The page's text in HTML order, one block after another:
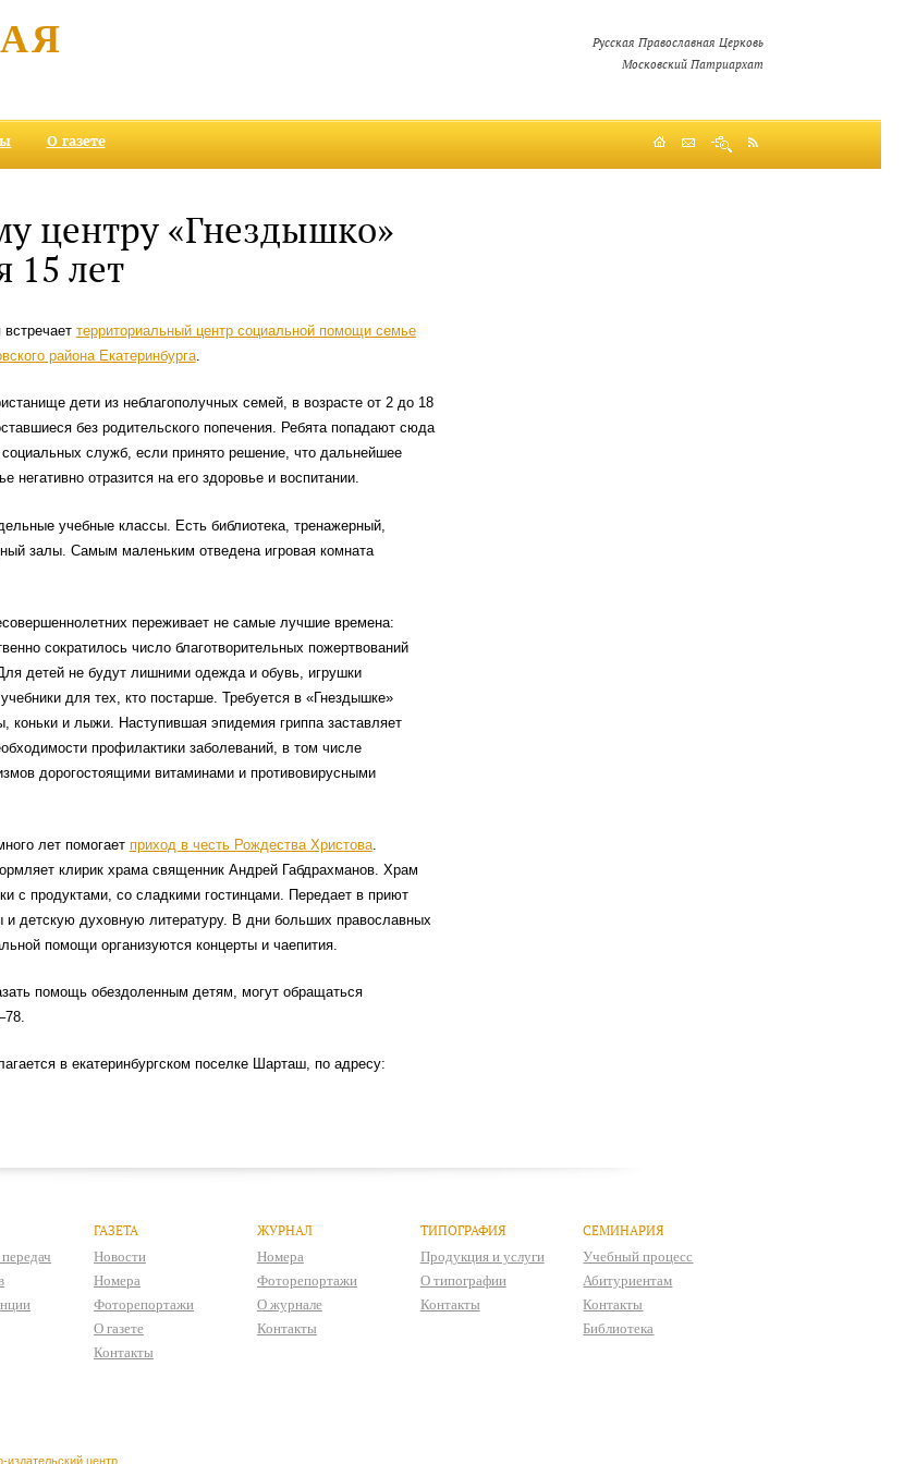
Русская Православная Церковь
Московский Патриархат
О газете
центру «Гнездышко»
15 лет
территориальный центр социальной помощи семье
района Екатеринбурга.
дети из неблагополучных семей, в возрасте от 2 до 18
без родительского попечения. Ребята попадают сюда
служб, если принято решение, что дальнейшее
негативно отразится на его здоровье и воспитании.
учебные классы. Есть библиотека, тренажерный,
залы. Самым маленьким отведена игровая комната
переживает не самые лучшие времена:
сократилось число благотворительных пожертвований
детей не будут лишними одежда и обувь, игрушки
для тех, кто постарше. Требуется в «Гнездышке»
коньки и лыжи. Наступившая эпидемия гриппа заставляет
профилактики заболеваний, в том числе
дорогостоящими витаминами и противовирусными
лет помогает приход в честь Рождества Христова.
клирик храма священник Андрей Габдрахманов. Храм
с продуктами, со сладкими гостинцами. Передает в приют
и детскую духовную литературу. В дни больших православных
помощи организуются концерты и чаепития.
помощь обездоленным детям, могут обращаться
в екатеринбургском поселке Шарташ, по адресу:
ГАЗЕТА
Новости
Номера
Фоторепортажи
О газете
Контакты
ЖУРНАЛ
Номера
Фоторепортажи
О журнале
Контакты
ТИПОГРАФИЯ
Продукция и услуги
О типографии
Контакты
СЕМИНАРИЯ
Учебный процесс
Абитуриентам
Контакты
Библиотека
центр